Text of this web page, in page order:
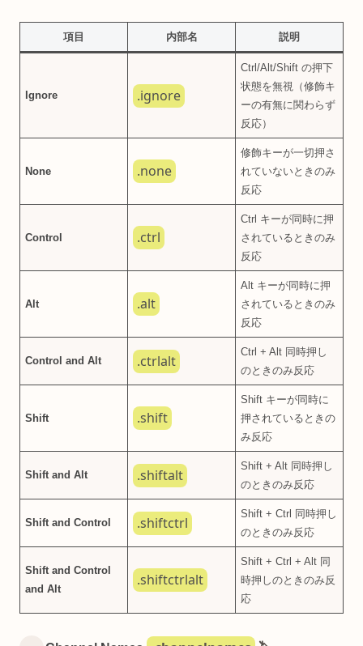
項目 内部名 説明
Ignore .ignore
Ctrl/Alt/Shift の押下
状態を無視（修飾キ
ーの有無に関わらず
反応）
None .none
修飾キーが一切押さ
れていないときのみ
反応
Control .ctrl
Ctrl キーが同時に押
されているときのみ
反応
Alt .alt
Alt キーが同時に押
されているときのみ
反応
Control and Alt .ctrlalt
Ctrl + Alt 同時押し
のときのみ反応
Shift .shift
Shift キーが同時に
押されているときの
み反応
Shift and Alt .shiftalt
Shift + Alt 同時押し
のときのみ反応
Shift and Control .shiftctrl
Shift + Ctrl 同時押し
のときのみ反応
Shift and Control
and Alt
.shiftctrlalt
Shift + Ctrl + Alt 同
時押しのときのみ反
応